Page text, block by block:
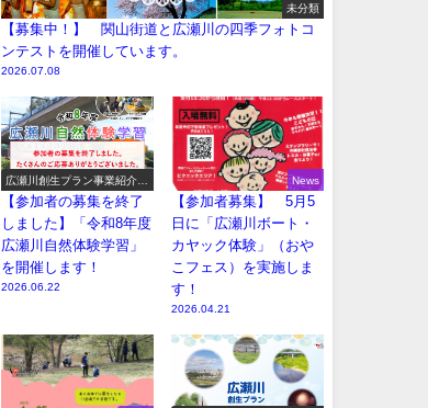
未分類
【募集中！】 関山街道と広瀬川の四季フォトコ
ンテストを開催しています。
2026.07.08
広瀬川創生プラン事業紹介
（イベント系）
【参加者の募集を終了
しました】「令和8年度
広瀬川自然体験学習」
を開催します！
2026.06.22
News
【参加者募集】 5月5
日に「広瀬川ボート・
カヤック体験」（おや
こフェス）を実施しま
す！
2026.04.21